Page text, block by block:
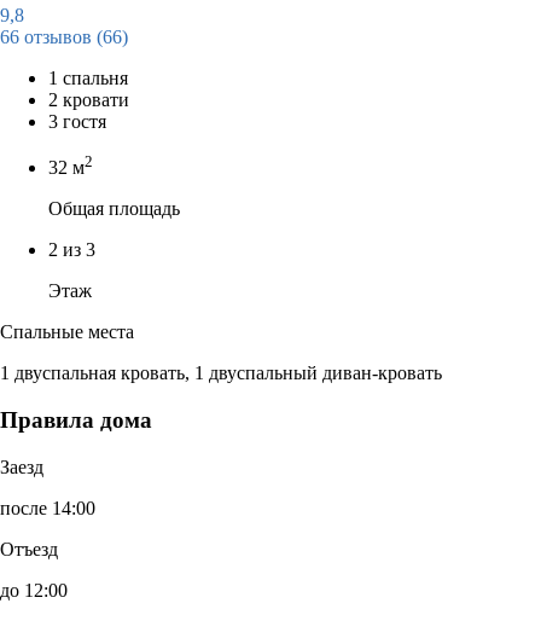
9,8
66 отзывов (66)
1 спальня
2 кровати
3 гостя
32 м2
Общая площадь
2 из 3
Этаж
Спальные места
1 двуспальная кровать, 1 двуспальный диван-кровать
Правила дома
Заезд
после 14:00
Отъезд
до 12:00